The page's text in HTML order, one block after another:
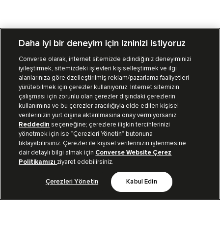
Mağazalarımız Sipariş Takibi
Müşteri İlişkileri
Koleksiyon
Kurumsal
Bizi Takip Et
Daha iyi bir deneyim için izninizi istiyoruz
Converse olarak, internet sitemizde edindiğiniz deneyiminizi
iyileştirmek, sitemizdeki işlevleri kişiselleştirmek ve ilgi
alanlarınıza göre özelleştirilmiş reklam/pazarlama faaliyetleri
yürütebilmek için çerezler kullanıyoruz. İnternet sitemizin
çalışması için zorunlu olan çerezler dışındaki çerezlerin
kullanımına ve bu çerezler aracılığıyla elde edilen kişisel
verilerinizin yurt dışına aktarılmasına onay vermiyorsanız
Reddedin seçeneğine; çerezlere ilişkin tercihlerinizi
yönetmek için ise “Çerezleri Yönetin” butonuna
tıklayabilirsiniz. Çerezler ile kişisel verilerinizin işlenmesine
dair detaylı bilgi almak için Converse Website Çerez
Politikamızı ziyaret edebilirsiniz.
Çerezleri Yönetin Kabul Edin